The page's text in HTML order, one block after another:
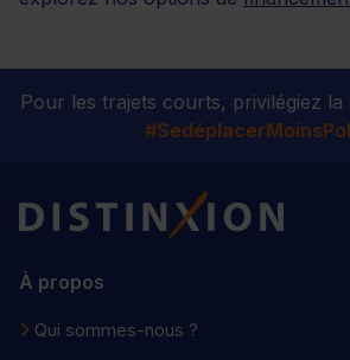
Pour les trajets courts, privilégiez
À propos
Qui sommes-nous ?